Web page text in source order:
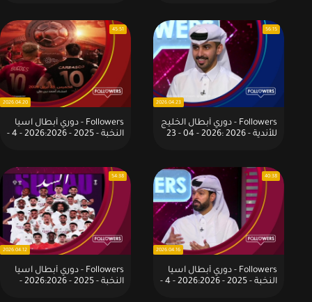
Followers - دوري أبطال الخليج
للأندية - 2026 :2026 - 04 - 23
56:15
2026.04.23
Followers - دوري أبطال آسيا
النخبة - 2025 - 2026:2026 - 4 -
45:51
2026.04.20
Followers - دوري أبطال آسيا
النخبة - 2025 - 2026:2026 - 4 -
40:38
2026.04.16
Followers - دوري أبطال آسيا
النخبة - 2025 - 2026:2026 -
54:38
2026.04.12